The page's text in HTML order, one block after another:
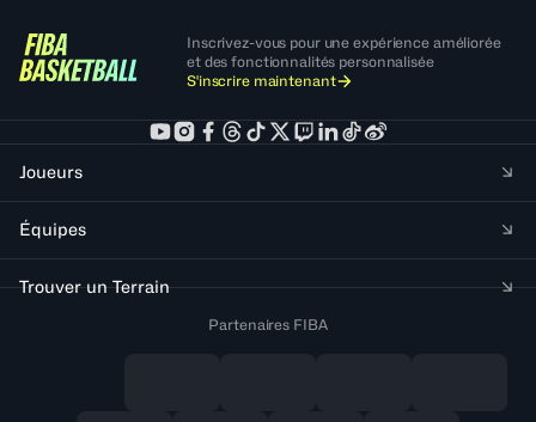
Inscrivez-vous pour une expérience améliorée
et des fonctionnalités personnalisée
S'inscrire maintenant
Joueurs
Équipes
Trouver un Terrain
Partenaires FIBA